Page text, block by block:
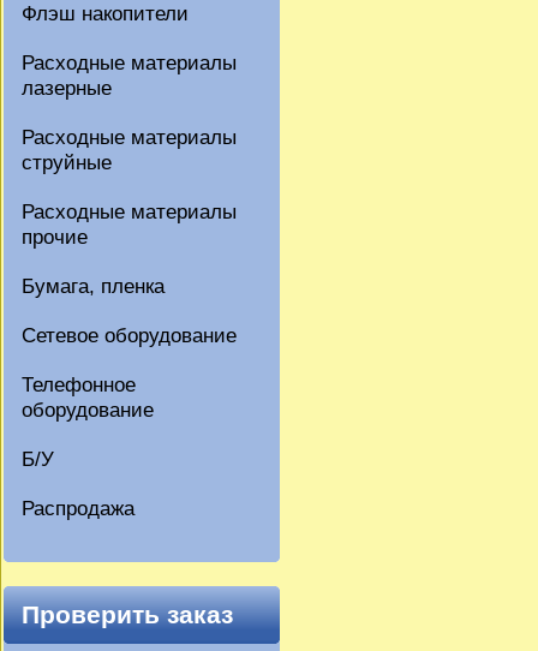
Флэш накопители
Расходные материалы
лазерные
Расходные материалы
струйные
Расходные материалы
прочие
Бумага, пленка
Сетевое оборудование
Телефонное
оборудование
Б/У
Распродажа
Проверить заказ